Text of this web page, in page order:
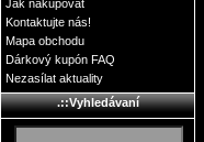
Jak nakupovat
Kontaktujte nás!
Mapa obchodu
Dárkový kupón FAQ
Nezasílat aktuality
.::Vyhledávaní